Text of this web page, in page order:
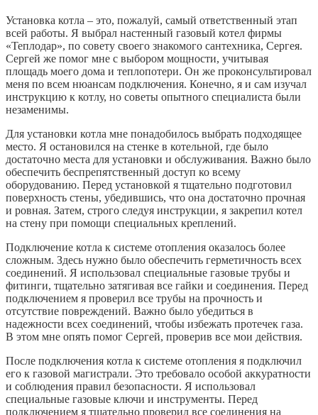
Установка котла – это, пожалуй, самый ответственный этап
всей работы. Я выбрал настенный газовый котел фирмы
«Теплодар», по совету своего знакомого сантехника, Сергея.
Сергей же помог мне с выбором мощности, учитывая
площадь моего дома и теплопотери. Он же проконсультировал
меня по всем нюансам подключения. Конечно, я и сам изучал
инструкцию к котлу, но советы опытного специалиста были
незаменимы.
Для установки котла мне понадобилось выбрать подходящее
место. Я остановился на стенке в котельной, где было
достаточно места для установки и обслуживания. Важно было
обеспечить беспрепятственный доступ ко всему
оборудованию. Перед установкой я тщательно подготовил
поверхность стены, убедившись, что она достаточно прочная
и ровная. Затем, строго следуя инструкции, я закрепил котел
на стену при помощи специальных креплений.
Подключение котла к системе отопления оказалось более
сложным. Здесь нужно было обеспечить герметичность всех
соединений. Я использовал специальные газовые трубы и
фитинги, тщательно затягивая все гайки и соединения. Перед
подключением я проверил все трубы на прочность и
отсутствие повреждений. Важно было убедиться в
надежности всех соединений, чтобы избежать протечек газа.
В этом мне опять помог Сергей, проверив все мои действия.
После подключения котла к системе отопления я подключил
его к газовой магистрали. Это требовало особой аккуратности
и соблюдения правил безопасности. Я использовал
специальные газовые ключи и инструменты. Перед
подключением я тщательно проверил все соединения на